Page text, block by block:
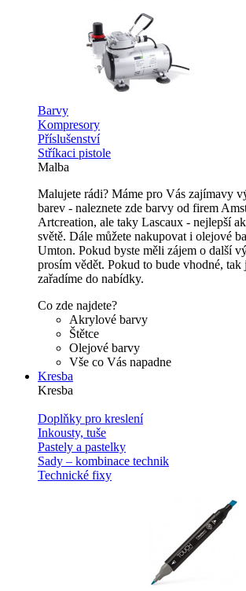
Barvy
Kompresory
Příslušenství
Stříkaci pistole
Malba
Malujete rádi? Máme pro Vás zajímavy
barev - naleznete zde barvy od firem
Artcreation, ale taky Lascaux - nejlepší
světě. Dále můžete nakupovat i olejové
Umton. Pokud byste měli zájem o další
prosím vědět. Pokud to bude vhodné,
zařadíme do nabídky.
Co zde najdete?
Akrylové barvy
Štětce
Olejové barvy
Vše co Vás napadne
Kresba
Kresba
Doplňky pro kreslení
Inkousty, tuše
Pastely a pastelky
Sady – kombinace technik
Technické fixy